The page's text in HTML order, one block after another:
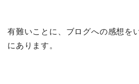
有難いことに、ブログへの感想を
にあります。